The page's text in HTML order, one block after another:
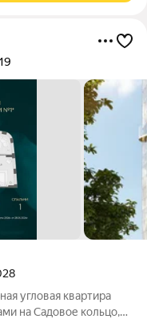
угловая квартира
на Садовое кольцо,